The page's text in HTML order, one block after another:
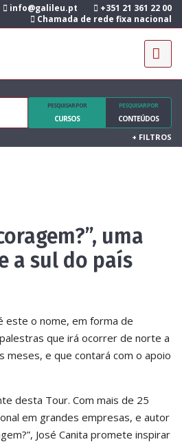
info@galileu.pt
+351 21 361 22 00
Chamada de rede fixa nacional
PESQUISAR POR
CURSOS
PESQUISAR POR
CONTEÚDOS
+ FILTROS
uma
a sul do país
este o nome, em forma de
que irá ocorrer de norte a
meses, e que contará com o apoio
desta Tour. Com mais de 25
em grandes empresas, e autor
José Canita promete inspirar